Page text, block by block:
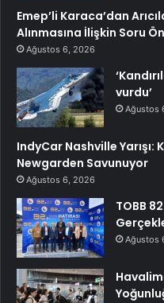
Emep’li Karaca’dan
Alınmasına İlişkin Soru
Ağustos 6, 2026
vurdu’
Ağustos
IndyCar Nashville
Newgarden Savunuyor
Ağustos 6, 2026
TOBB
Ağustos